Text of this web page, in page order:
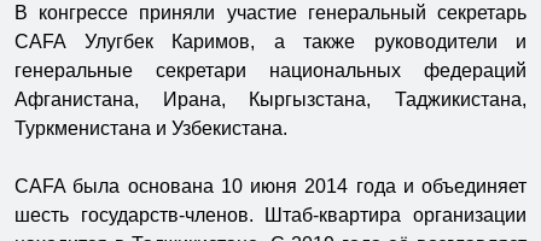
В конгрессе приняли участие генеральный секретарь
CAFA Улугбек Каримов, а также руководители и
генеральные секретари национальных федераций
Афганистана, Ирана, Кыргызстана, Таджикистана,
Туркменистана и Узбекистана.
CAFA была основана 10 июня 2014 года и объединяет
шесть государств-членов. Штаб-квартира организации